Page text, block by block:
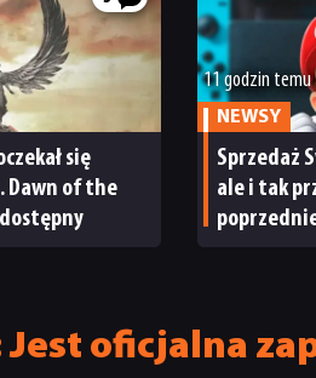
się
Dawn of the
11 godzin temu
NEWSY
Sprzedaż
ale i tak
oficjalna